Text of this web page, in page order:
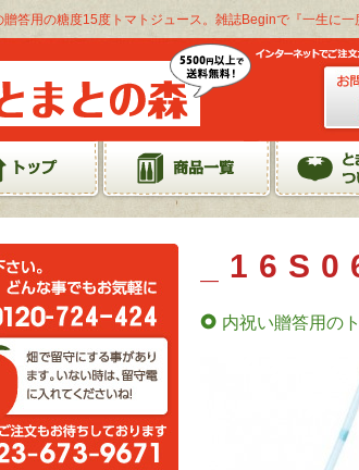
贈答用の糖度15度トマトジュース。雑誌Beginで『一生に
内祝い贈答用の